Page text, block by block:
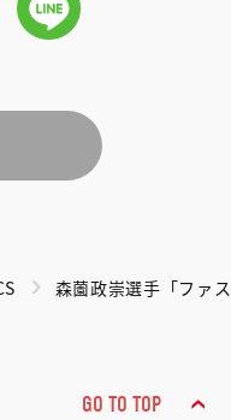
森薗政崇選手「ファ
GO TO TOP